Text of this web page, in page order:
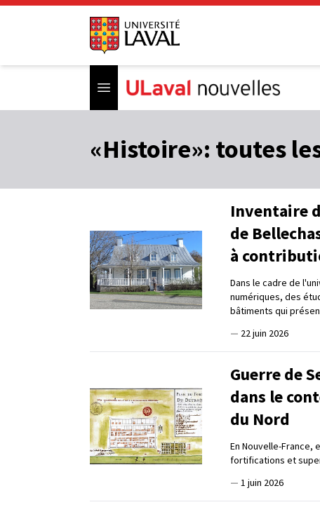
Open menu
«Histoire»: toutes
Inventaire
de
à
Dans le cadre de
numériques, des
bâtiments qui
— 22 juin 2026
Guerre de
dans le
du Nord
En Nouvelle-France,
fortifications et
— 1 juin 2026